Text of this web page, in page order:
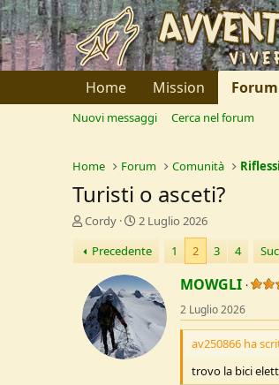
Home Mission Forum
Nuovi messaggi Cerca nel forum
Home Forum Comunità
Turisti o asceti?
C
e
a
o
r
e
D
Cordy
D
t
a
d
i
i
2 Luglio 2026
Precedente
1 2 3 4
MOWGLI
2 Luglio 2026
av250866 ha
trovo la bici